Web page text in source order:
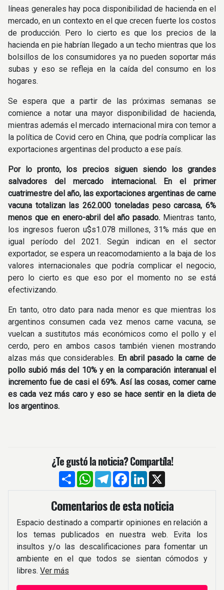
líneas generales hay poca disponibilidad de hacienda en el
mercado, en un contexto en el que crecen fuerte los costos
de producción. Pero lo cierto es que los precios de la
hacienda en pie habrían llegado a un techo mientras que los
bolsillos de los consumidores ya no pueden soportar más
subas y eso se refleja en la caída del consumo en los
hogares.
Se espera que a partir de las próximas semanas se
comience a notar una mayor disponibilidad de hacienda,
mientras además el mercado internacional mira con temor a
la política de Covid cero en China, que podría complicar las
exportaciones argentinas del producto a ese país.
Por lo pronto, los precios siguen siendo los grandes
salvadores del mercado internacional. En el primer
cuatrimestre del año, las exportaciones argentinas de carne
vacuna totalizan las 262.000 toneladas peso carcasa, 6%
menos que en enero-abril del año pasado. Mientras tanto,
los ingresos fueron u$s1.078 millones, 31% más que en
igual período del 2021. Según indican en el sector
exportador, se espera un reacomodamiento a la baja de los
valores internacionales que podría complicar el negocio,
pero lo cierto es que eso por el momento no se está
efectivizando.
En tanto, otro dato para nada menor es que mientras los
argentinos consumen cada vez menos carne vacuna, se
vuelcan a sustitutos más económicos como el pollo y el
cerdo, pero en ambos casos también vienen mostrando
alzas más que considerables. En abril pasado la carne de
pollo subió más del 10% y en la comparación interanual el
incremento fue de casi el 69%. Así las cosas, comer carne
es cada vez más caro y eso se hace sentir en la dieta de
los argentinos.
¿Te gustó la noticia? Compartíla!
CompartirWhatsApp
TelegramFacebook
LinkedIn
Comentarios de esta noticia
Espacio destinado a compartir opiniones en relación a
los temas publicados en nuestra web. Evita los
insultos y/o las descalificaciones para fomentar un
ambiente en el que todos se sientan cómodos y
libres. Ver más